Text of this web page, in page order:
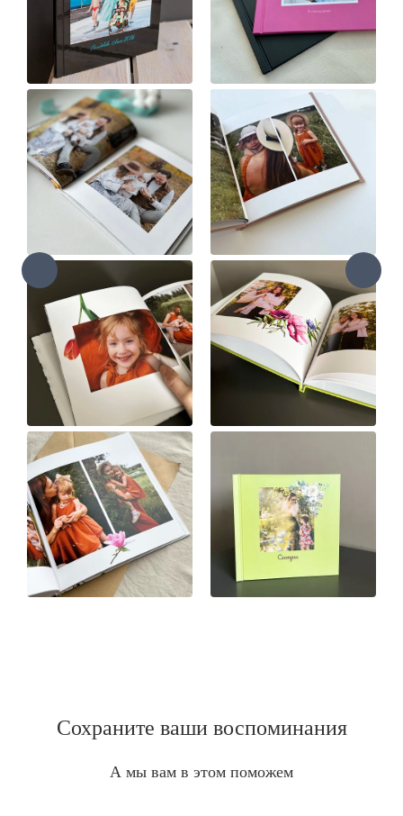
Сохраните ваши воспоминания
А мы вам в этом поможем